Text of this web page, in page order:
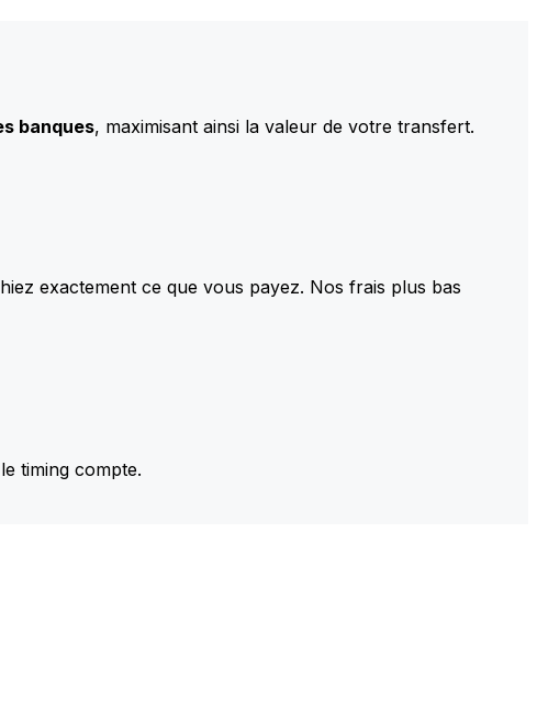
banques, maximisant ainsi la valeur de votre transfert.
exactement ce que vous payez. Nos frais plus bas
timing compte.